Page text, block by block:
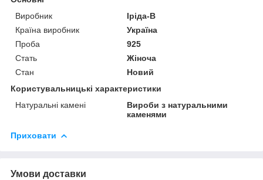
Виробник
Іріда-В
Країна виробник
Україна
Проба
925
Стать
Жіноча
Стан
Новий
Користувальницькі характеристики
Натуральні камені
Вироби з натуральними
каменями
Приховати
Умови доставки